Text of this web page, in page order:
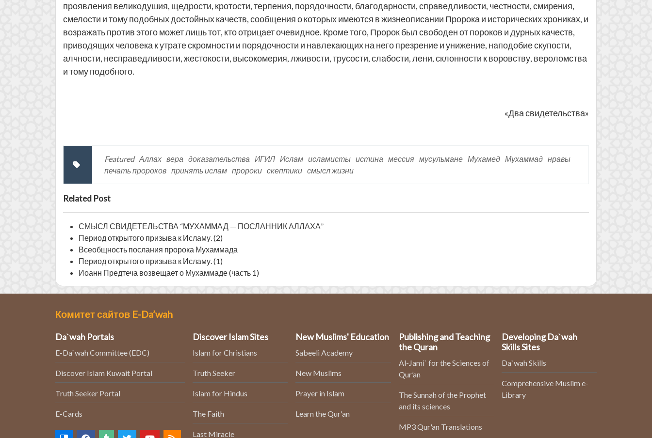
проявления великодушия, щедрости, кротости, терпения, порядочности, благодарности, справедливости, честности, смирения,
смелости и тому подобных достойных качеств, сообщения о которых имеются в жизнеописании Пророка и исторических хрониках, и
возражать против этого может лишь тот, кто отрицает очевидное. Кроме того, Пророк был свободен от пороков и дурных качеств,
приводящих человека к утрате скромности и порядочности и навлекающих на него презрение и унижение, наподобие скупости,
алчности, несправедливости, жестокости, высокомерия, лживости, трусости, слабости, лени, склонности к воровству, вероломства
и тому подобного.
«Два свидетельства»
Featured Аллах вера доказательства ИГИЛ Ислам исламисты истина мессия мусульмане Мухамед Мухаммад нравы
печать пророков принять ислам пророки скептики смысл жизни
Related Post
СМЫСЛ СВИДЕ­ТЕЛЬСТВА “МУХАММАД — ПОСЛАННИК АЛЛАХА”
Период открытого призыва к Исламу. (2)
Всеобщность послания пророка Мухаммада
Период открытого призыва к Исламу. (1)
Иоанн Предтеча возвещает о Мухаммаде (часть 1)
Комитет сайтов E-Da’wah
Da`wah Portals
E-Da`wah Committee (EDC)
Discover Islam Kuwait Portal
Truth Seeker Portal
E-Cards
Discover Islam Sites
Islam for Christians
Truth Seeker
Islam for Hindus
The Faith
Last Miracle
New Muslims' Education
Sabeeli Academy
New Muslims
Prayer in Islam
Learn the Qur'an
Publishing and Teaching
the Quran
Al-Jami` for the Sciences of
Qur’an
The Sunnah of the Prophet
and its sciences
MP3 Qur'an Translations
Developing Da`wah
Skills Sites
Da`wah Skills
Comprehensive Muslim e-
Library